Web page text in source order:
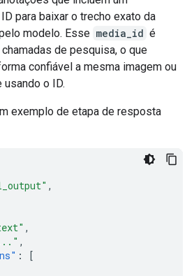
para baixar o trecho exato da
modelo. Esse media_id é
de pesquisa, o que
confiável a mesma imagem ou
usando o ID.
exemplo de etapa de resposta
,
,
,
:
[